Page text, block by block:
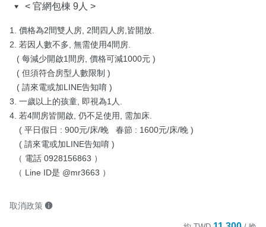
< 官網包棟 9人 >
1. 價格為2間雙人房, 2間四人房,皆開放.
2. 若因人數不多, 無需使用4間房.
3. 一歲以上的孩童, 即視為1人.
4. 若4間房皆開啟, 仍不足使用, 需加床.
  （ Line ID是 @mr3663 ）
取消政策